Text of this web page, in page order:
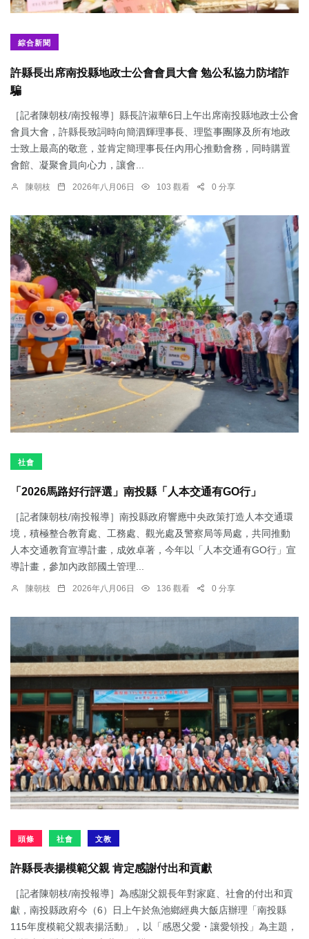
綜合新聞
許縣長出席南投縣地政士公會會員大會 勉公私協力防堵詐
騙
［記者陳朝枝/南投報導］縣長許淑華6日上午出席南投縣地政士公會
會員大會，許縣長致詞時向簡泗輝理事長、理監事團隊及所有地政
士致上最高的敬意，並肯定簡理事長任內用心推動會務，同時購置
會館、凝聚會員向心力，讓會...
陳朝枝 2026年八月06日 103 觀看 0 分享
社會
「2026馬路好行評選」南投縣「人本交通有GO行」
［記者陳朝枝/南投報導］南投縣政府響應中央政策打造人本交通環
境，積極整合教育處、工務處、觀光處及警察局等局處，共同推動
人本交通教育宣導計畫，成效卓著，今年以「人本交通有GO行」宣
導計畫，參加內政部國土管理...
陳朝枝 2026年八月06日 136 觀看 0 分享
頭條 社會 文教
許縣長表揚模範父親 肯定感謝付出和貢獻
［記者陳朝枝/南投報導］為感謝父親長年對家庭、社會的付出和貢
獻，南投縣政府今（6）日上午於魚池鄉經典大飯店辦理「南投縣
115年度模範父親表揚活動」，以「感恩父愛・讓愛領投」為主題，